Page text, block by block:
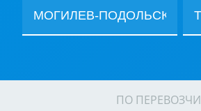
ПО